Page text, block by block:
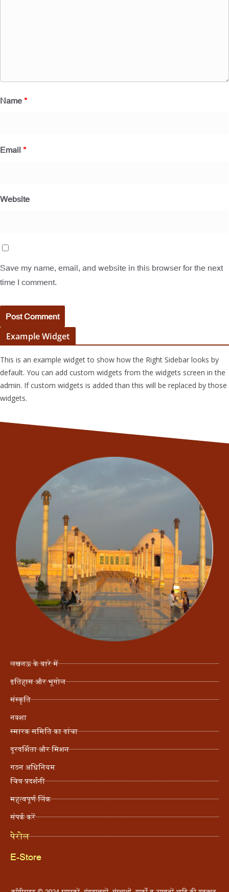
Name*
Email*
Website
Save my name, email, and website in this browser for the next
time I comment.
Example Widget
This is an example widget to show how the Right Sidebar looks by
default. You can add custom widgets from the widgets screen in the
admin. If custom widgets is added than this will be replaced by those
widgets.
लखनऊ के बारे में
इतिहास और भूगोल
संस्कृति
नक्शा
स्मारक समिति का ढांचा
दूरदर्शिता और मिशन
गठन अधिनियम
चित्र प्रदर्शनी
महत्वपूर्ण लिंक
संपर्क करें
पेरोल
E-Store